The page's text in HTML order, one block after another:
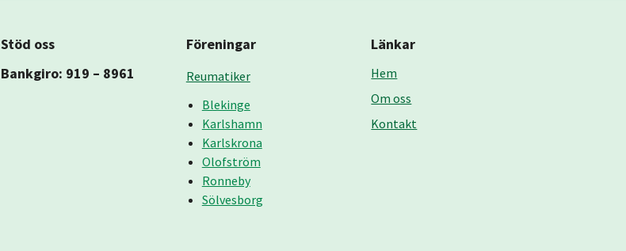
Stöd oss
Bankgiro: 919 – 8961
Föreningar
Reumatiker
Blekinge
Karlshamn
Karlskrona
Olofström
Ronneby
Sölvesborg
Länkar
Hem
Om oss
Kontakt